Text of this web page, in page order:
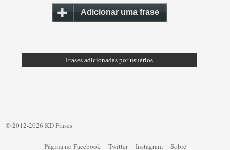
Adicionar uma frase
Frases adicionadas por usuários
© 2012-2026 KD Frases
Página no Facebook Twitter Instagram Sobre